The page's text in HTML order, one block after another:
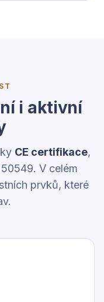
i aktivní
CE certifikace,
V celém
prvků, které